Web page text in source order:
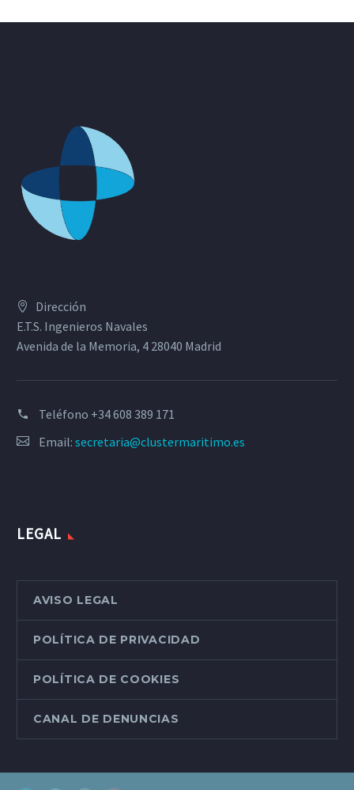
Dirección
E.T.S. Ingenieros Navales
Avenida de la Memoria, 4 28040 Madrid
Teléfono +34 608 389 171
Email: secretaria@clustermaritimo.es
LEGAL
AVISO LEGAL
POLÍTICA DE PRIVACIDAD
POLÍTICA DE COOKIES
CANAL DE DENUNCIAS